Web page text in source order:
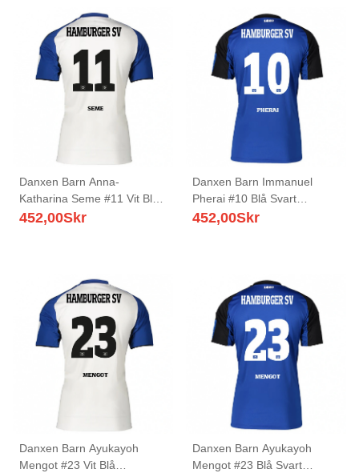
Danxen Barn Anna-
Katharina Seme #11 Vit Blå
Hemmatröja Matchtröjor
452,00Skr
Danxen Barn Immanuel
Pherai #10 Blå Svart
Bortatröja Matchtröjor
452,00Skr
Danxen Barn Ayukayoh
Mengot #23 Vit Blå
Danxen Barn Ayukayoh
Mengot #23 Blå Svart